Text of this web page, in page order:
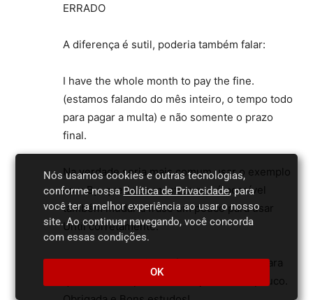
ERRADO
A diferença é sutil, poderia também falar:
I have the whole month to pay the fine.
(estamos falando do mês inteiro, o tempo todo
para pagar a multa) e não somente o prazo
final.
Na verdade seria mais comum usar o exemplo
com By, queria so mostrar que é possível
também mudar a frase um pouco para usar
Until corretamente.
Estas palavras são confusas mesmo! Tomara
que minha resposta tenha ajudado um pouco.
Nós usamos cookies e outras tecnologias,
conforme nossaPolítica de Privacidade, para
você ter a melhor experiência ao usar o nosso
site. Ao continuar navegando, você concorda
com essas condições.
OK